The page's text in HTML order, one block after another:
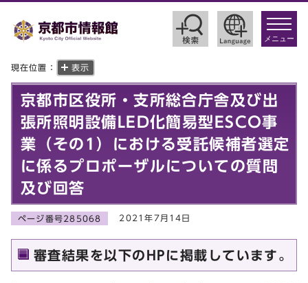
toggle
メニュー
現在位置： 表示
京都市区役所・支所総合庁舎及び出
張所照明設備LED化簡易型ESCO事
業（その1）における受託候補者選定
に係るプロポーザルについての質問
及び回答
ページ番号285068 2021年7月14日
審査結果を以下のHPに掲載しています。